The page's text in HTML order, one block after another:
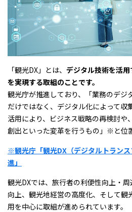
「観光DX」とは、 デジタル技術を活
を実現する取組のことです。
観光庁が推進しており、「業務のデジ
だけではなく、デジタル化によって収
活用により、ビジネス戦略の再検討や
創出といった変革を行うもの」※と位
※観光庁「観光DX（デジタルトラン
進」
観光DXでは、旅行者の利便性向上・
向上、観光地経営の高度化、そして観
用を中心に取組が進められています。